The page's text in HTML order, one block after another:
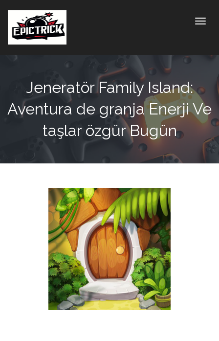
Jeneratör Family Island:
Aventura de granja Enerji Ve
taşlar özgür Bugün